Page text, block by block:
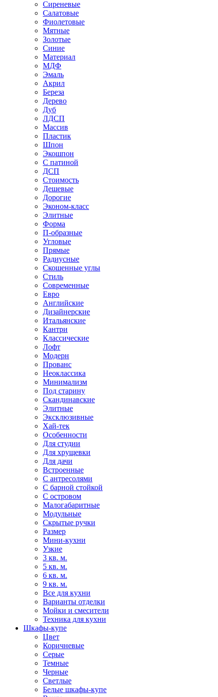
Сиреневые
Салатовые
Фиолетовые
Мятные
Золотые
Синие
Материал
МДФ
Эмаль
Акрил
Береза
Дерево
Дуб
ЛДСП
Массив
Пластик
Шпон
Экошпон
С патиной
ДСП
Стоимость
Дешевые
Дорогие
Эконом-класс
Элитные
Форма
П-образные
Угловые
Прямые
Радиусные
Скошенные углы
Стиль
Современные
Евро
Английские
Дизайнерские
Итальянские
Кантри
Классические
Лофт
Модерн
Прованс
Неоклассика
Минимализм
Под старину
Скандинавские
Элитные
Эксклюзивные
Хай-тек
Особенности
Для студии
Для хрущевки
Для дачи
Встроенные
С антресолями
С барной стойкой
С островом
Малогабаритные
Модульные
Скрытые ручки
Размер
Мини-кухни
Узкие
3 кв. м.
5 кв. м.
6 кв. м.
9 кв. м.
Все для кухни
Варианты отделки
Мойки и смесители
Техника для кухни
Шкафы-купе
Цвет
Коричневые
Серые
Темные
Черные
Светлые
Белые шкафы-купе